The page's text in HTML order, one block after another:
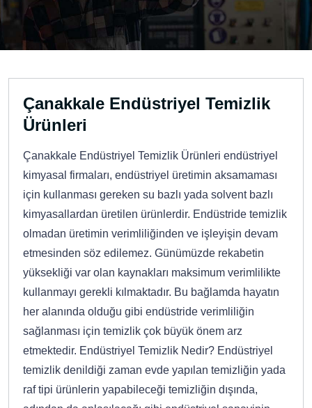
Çanakkale Endüstriyel Temizlik
Ürünleri
Çanakkale Endüstriyel Temizlik Ürünleri endüstriyel
kimyasal firmaları, endüstriyel üretimin aksamaması
için kullanması gereken su bazlı yada solvent bazlı
kimyasallardan üretilen ürünlerdir. Endüstride temizlik
olmadan üretimin verimliliğinden ve işleyişin devam
etmesinden söz edilemez. Günümüzde rekabetin
yüksekliği var olan kaynakları maksimum verimlilikte
kullanmayı gerekli kılmaktadır. Bu bağlamda hayatın
her alanında olduğu gibi endüstride verimliliğin
sağlanması için temizlik çok büyük önem arz
etmektedir. Endüstriyel Temizlik Nedir? Endüstriyel
temizlik denildiği zaman evde yapılan temizliğin yada
raf tipi ürünlerin yapabileceği temizliğin dışında,